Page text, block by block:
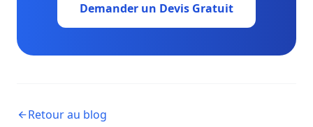
Demander un Devis Gratuit
Retour au blog